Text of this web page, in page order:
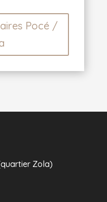
Pocé /
Zola)